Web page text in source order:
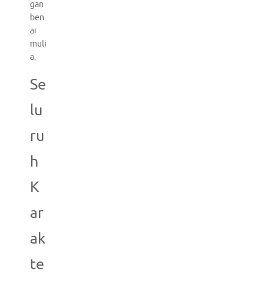
gan
ben
ar
muli
a.
Se
lu
ru
h
K
ar
ak
te